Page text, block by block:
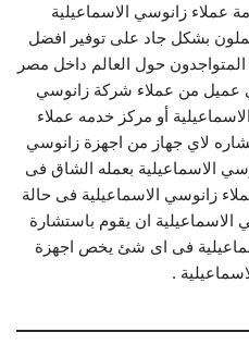
عملاء زانوسي الاسماعيلية
بشكل جاد على توفير افضل
حول العالم داخل مصر
عميل من عملاء شركة زانوسي
أو مركز خدمه عملاء
لاي جهاز من اجهزة زانوسي
الاسماعيلية بعمله الشاق فى
زانوسي الاسماعيلية فى حالة
ان يقوم باستشارة
فى اى شئ يخص اجهزة
.